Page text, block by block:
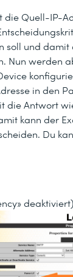
Quell-IP-
soll und damit
Nun werden
in den
die Antwort
kann der
Du
deaktiviert)